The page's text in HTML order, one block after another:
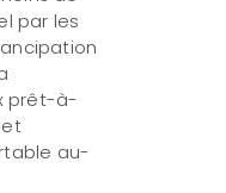
par les
prêt-à-
au-